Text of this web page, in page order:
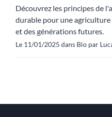
Découvrez les principes de
durable pour une
et des générations futures.
Le 11/01/2025 dans Bio par